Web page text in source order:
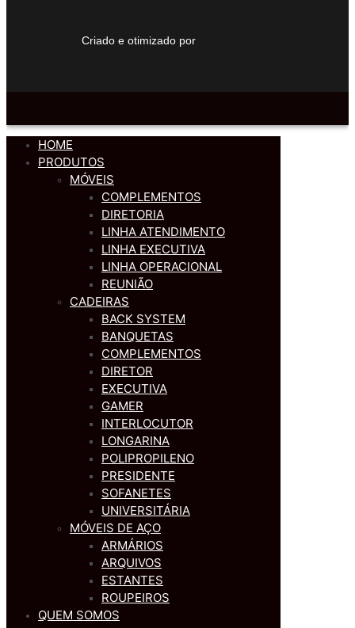
Criado e otimizado por
HOME
PRODUTOS
MÓVEIS
COMPLEMENTOS
DIRETORIA
LINHA ATENDIMENTO
LINHA EXECUTIVA
LINHA OPERACIONAL
REUNIÃO
CADEIRAS
BACK SYSTEM
BANQUETAS
COMPLEMENTOS
DIRETOR
EXECUTIVA
GAMER
INTERLOCUTOR
LONGARINA
POLIPROPILENO
PRESIDENTE
SOFANETES
UNIVERSITÁRIA
MÓVEIS DE AÇO
ARMÁRIOS
ARQUIVOS
ESTANTES
ROUPEIROS
QUEM SOMOS